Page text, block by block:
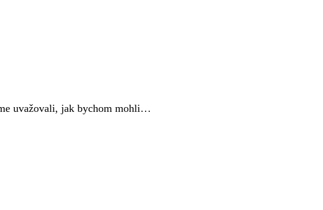
uvažovali, jak bychom mohli…